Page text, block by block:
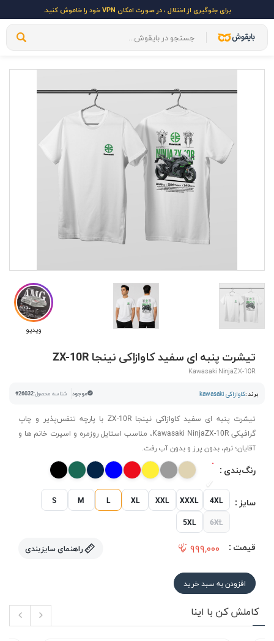
برای جلوگیری از اختلال ، در صورت امکان VPN خود را خاموش کنید.
ویدیو
تیشرت پنبه ای سفید کاوازاکی نینجا ZX-10R
Kawasaki NinjaZX-10R
برند :کاوازاکی kawasaki موجود شناسه محصول:#26032
تیشرت پنبه ای سفید کاوازاکی نینجا ZX-10R با پارچه تنفس‌پذیر و چاپ
گرافیکی Kawasaki NinjaZX-10R، مناسب استایل روزمره و اسپرت خانم ها و
آقایان؛ نرم، بدون پرز و بدون آب رفت.
رنگ‌بندی :
سایز : S M L XL XXL XXXL 4XL
5XL 6XL
قیمت : ۹۹۹,۰۰۰ راهنمای سایزبندی
افزودن به سبد خرید
کاملش کن با اینا